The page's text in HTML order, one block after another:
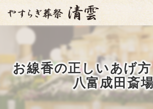
お線香の正しいあ
八富成田斎